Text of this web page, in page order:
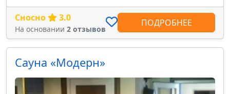
Сносно 3.0
На основании 2 отзывов
ПОДРОБНЕЕ
Сауна «Модерн»